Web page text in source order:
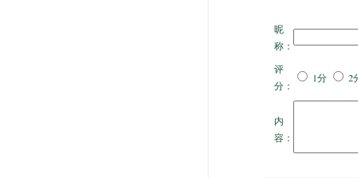
昵
称：
评
分：
1分 2
内
容：